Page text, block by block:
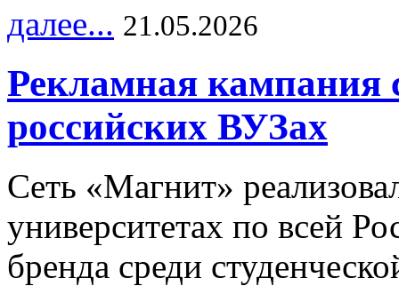
далее... 21.05.2026
Рекламная кампания
российских ВУЗах
Сеть «Магнит»
университетах по всей
бренда среди